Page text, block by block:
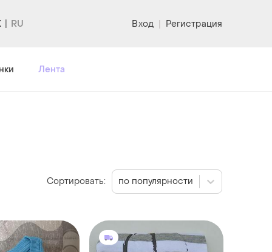
Вход | Регистрация
Лента
Сортировать: по популярности